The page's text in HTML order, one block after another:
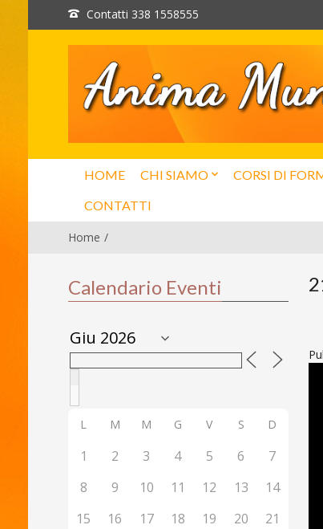
Contatti 338 1558555
HOME CHI SIAMO CORSI DI
CONTATTI
Home
Calendario Eventi
L M M G V S D
1 2 3 4 5 6
7
8
9 10 11 12 13
14
15
16 17 18 19 20
21